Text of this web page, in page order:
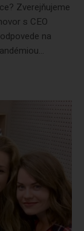
Zverejňujeme
s CEO
na